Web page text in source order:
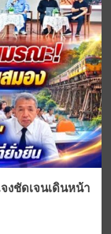
ชัดเจนเดินหน้า